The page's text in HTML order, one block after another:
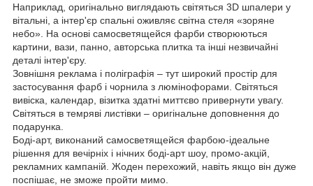
Наприклад, оригінально виглядають світяться 3D шпалери у
вітальні, а інтер'єр спальні оживляє світна стеля «зоряне
небо». На основі самосветящейся фарби створюються
картини, вази, панно, авторська плитка та інші незвичайні
деталі інтер'єру.
Зовнішня реклама і поліграфія – тут широкий простір для
застосування фарб і чорнила з люмінофорами. Світяться
вивіска, календар, візитка здатні миттєво привернути увагу.
Світяться в темряві листівки – оригінальне доповнення до
подарунка.
Боді-арт, виконаний самосветящейся фарбою-ідеальне
рішення для вечірніх і нічних боді-арт шоу, промо-акцій,
рекламних кампаній. Жоден перехожий, навіть якщо він дуже
поспішає, не зможе пройти мимо.